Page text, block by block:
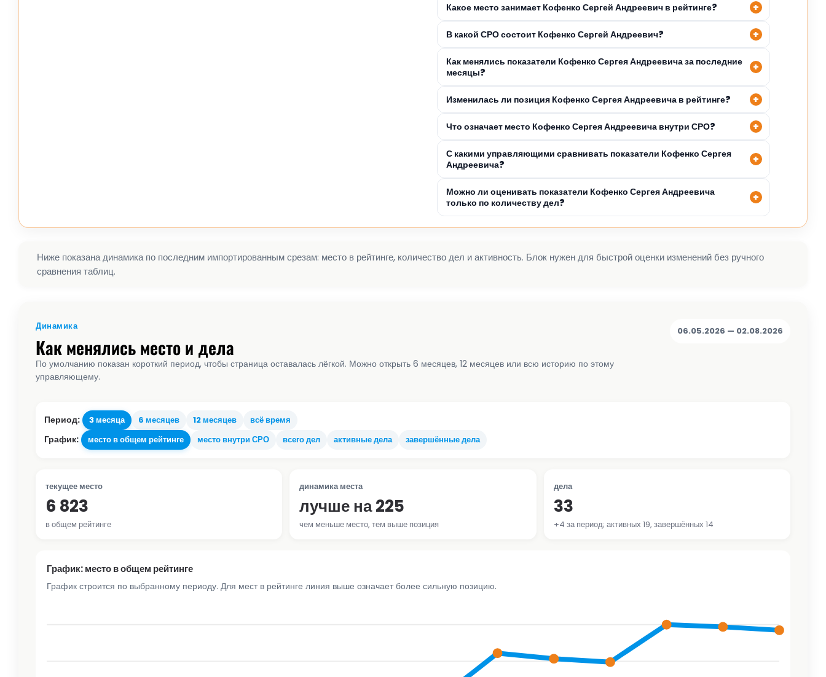
Какое место занимает Кофенко Сергей Андреевич в рейтинге?
В какой СРО состоит Кофенко Сергей Андреевич?
Как менялись показатели Кофенко Сергея Андреевича за последние
месяцы?
Изменилась ли позиция Кофенко Сергея Андреевича в рейтинге?
Что означает место Кофенко Сергея Андреевича внутри СРО?
С какими управляющими сравнивать показатели Кофенко Сергея
Андреевича?
Можно ли оценивать показатели Кофенко Сергея Андреевича
только по количеству дел?
Ниже показана динамика по последним импортированным срезам: место в рейтинге, количество дел и активность. Блок нужен для быстрой оценки изменений без ручного
сравнения таблиц.
Динамика
Как менялись место и дела
По умолчанию показан короткий период, чтобы страница оставалась лёгкой. Можно открыть 6 месяцев, 12 месяцев или всю историю по этому
управляющему.
06.05.2026 — 02.08.2026
Период: 3 месяца 6 месяцев 12 месяцев всё время
График: место в общем рейтинге место внутри СРО всего дел активные дела завершённые дела
текущее место
6 823
в общем рейтинге
динамика места
лучше на 225
чем меньше место, тем выше позиция
дела
33
+4 за период; активных 19, завершённых 14
График: место в общем рейтинге
График строится по выбранному периоду. Для мест в рейтинге линия выше означает более сильную позицию.